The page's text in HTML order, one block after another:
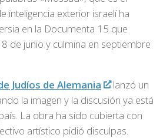
inteligencia exterior israelí ha
en la Documenta 15 que
de junio y culmina en septiembre
Judíos de Alemania
lanzó un
la imagen y la discusión ya está
La obra ha sido cubierta con
artístico pidió disculpas.